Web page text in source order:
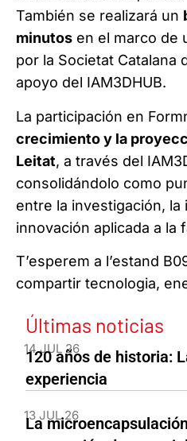
También se realizará un
minutos en el marco de
por la Societat Catalana
apoyo del IAM3DHUB.
La participación en
crecimiento y la
Leitat, a través del
consolidándolo como
entre la investigación, la
innovación aplicada a la
T’esperem a l’estand
compartir tecnologia,
Últimas noticias
14 JUL 26
120 años de historia:
experiencia
13 JUL 26
La